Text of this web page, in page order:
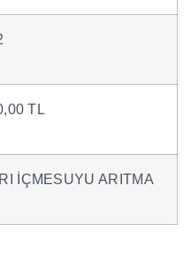
TL
İÇMESUYU ARITMA